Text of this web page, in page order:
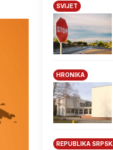
SVIJET
HRONIKA
REPUBLIKA